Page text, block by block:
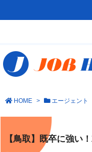
HOME > エージェント
【鳥取】既卒に強い